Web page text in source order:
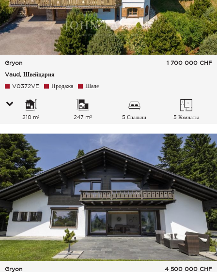
Gryon
Vaud, Швейцария
1 700 000 CHF
V0372VE Продажа Шале
210 m² 247 m² 5 Спальни 5 Комнаты
Gryon
4 500 000 CHF